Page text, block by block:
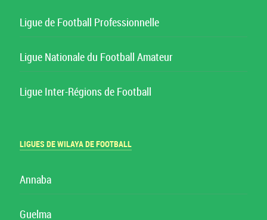
Ligue de Football Professionnelle
Ligue Nationale du Football Amateur
Ligue Inter-Régions de Football
LIGUES DE WILAYA DE FOOTBALL
Annaba
Guelma